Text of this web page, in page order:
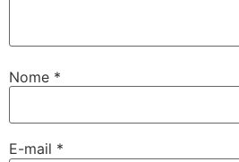
Nome *
E-mail *